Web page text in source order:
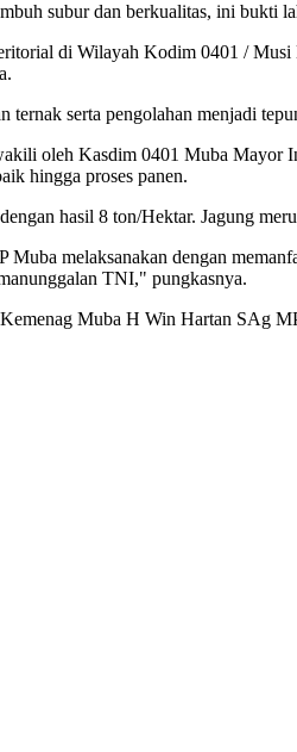
subur dan berkualitas, ini
di Wilayah Kodim 0401 /
serta pengolahan menjadi
oleh Kasdim 0401 Muba Mayor
hingga proses panen.
hasil 8 ton/Hektar. Jagung
melaksanakan dengan
TNI," pungkasnya.
Muba H Win Hartan SAg